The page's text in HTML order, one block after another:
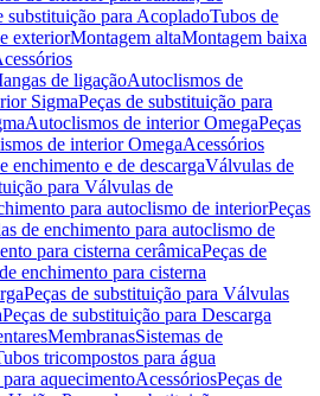
substituição para AcopladoTubos de
exteriorMontagem altaMontagem baixa
de ligaçãoAutoclismos de
SigmaPeças de substituição para
Autoclismos de interior OmegaPeças
de interior OmegaAcessórios
enchimento e de descargaVálvulas de
para Válvulas de
para autoclismo de interiorPeças
de enchimento para autoclismo de
para cisterna cerâmicaPeças de
enchimento para cisterna
Peças de substituição para Válvulas
Peças de substituição para Descarga
MembranasSistemas de
tricompostos para água
aquecimentoAcessóriosPeças de